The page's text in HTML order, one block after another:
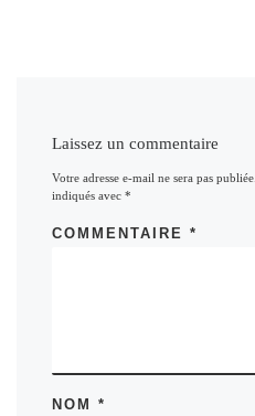
Laissez un commentaire
Votre adresse e-mail ne sera pas publiée.
indiqués avec*
COMMENTAIRE*
NOM*